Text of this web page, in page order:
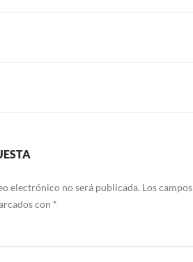
electrónico no será publicada. Los campos
con *